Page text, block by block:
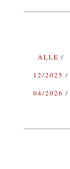
ALLE
12/2025
04/2026